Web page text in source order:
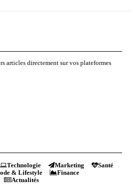
articles directement sur vos plateformes
Technologie Marketing
Santé
& Lifestyle
Finance
Actualités